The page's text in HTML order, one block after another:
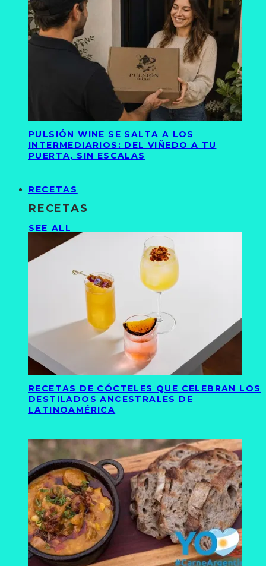
PULSIÓN WINE SE SALTA A LOS
INTERMEDIARIOS: DEL VIÑEDO A TU
PUERTA, SIN ESCALAS
RECETAS
RECETAS
SEE ALL
RECETAS DE CÓCTELES QUE CELEBRAN LOS
DESTILADOS ANCESTRALES DE
LATINOAMÉRICA